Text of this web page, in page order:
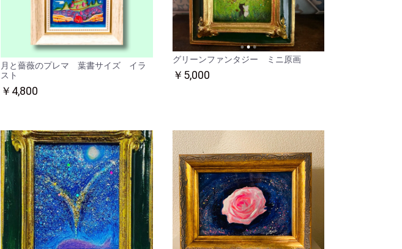
月と薔薇のプレマ 葉書サイズ イラ
スト
￥4,800
グリーンファンタジー ミニ原画
￥5,000